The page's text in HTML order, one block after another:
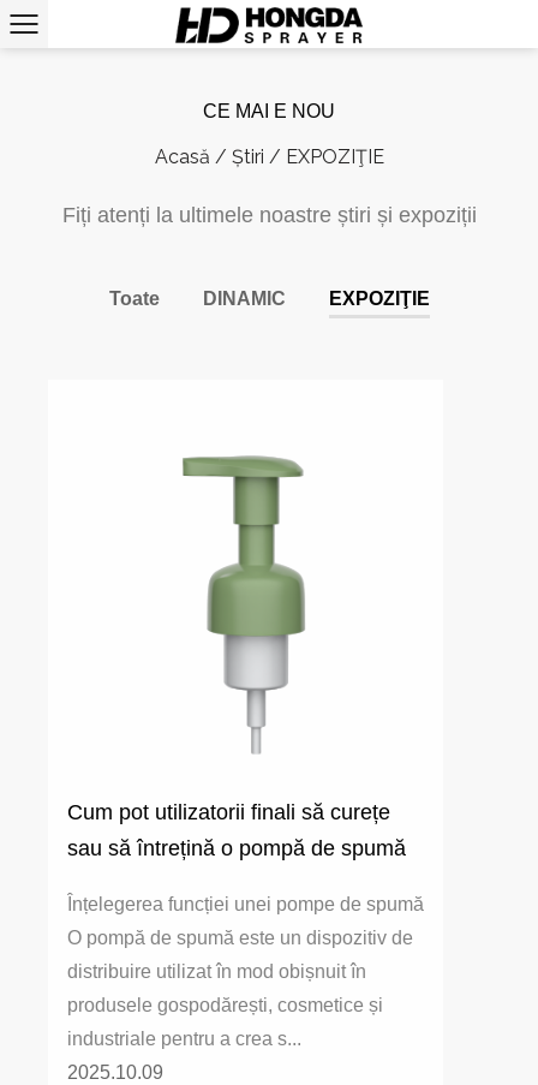
CE MAI E NOU
Acasă / Știri / EXPOZIŢIE
Fiți atenți la ultimele noastre știri și expoziții
Toate DINAMIC EXPOZIŢIE
Cum pot utilizatorii finali să curețe
sau să întrețină o pompă de spumă
Înțelegerea funcției unei pompe de spumă
O pompă de spumă este un dispozitiv de
distribuire utilizat în mod obișnuit în
produsele gospodărești, cosmetice și
industriale pentru a crea s...
2025.10.09